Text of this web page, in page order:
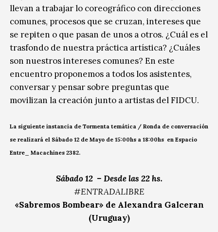
llevan a trabajar lo coreográfico con direcciones
comunes, procesos que se cruzan, intereses que
se repiten o que pasan de unos a otros. ¿Cuál es el
trasfondo de nuestra práctica artística? ¿Cuáles
son nuestros intereses comunes? En este
encuentro proponemos a todos los asistentes,
conversar y pensar sobre preguntas que
movilizan la creación junto a artistas del FIDCU.
La siguiente instancia de Tormenta temática / Ronda de conversación
se realizará el Sábado 12 de Mayo de 15:00hs a 18:00hs en Espacio
Entre_ Macachines 2382.
Sábado 12 – Desde las 22 hs.
#ENTRADALIBRE
«Sabremos Bombear» de Alexandra Galceran
(Uruguay)